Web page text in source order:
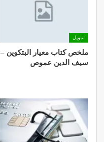
تمويل
ملخص كتاب معيار البتكوين –
سيف الدين عموص